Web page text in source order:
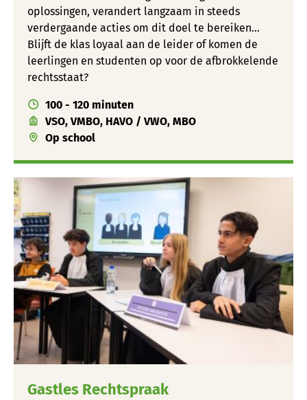
oplossingen, verandert langzaam in steeds
verdergaande acties om dit doel te bereiken...
Blijft de klas loyaal aan de leider of komen de
leerlingen en studenten op voor de afbrokkelende
rechtsstaat?
100 - 120 minuten
VSO, VMBO, HAVO / VWO, MBO
Op school
Gastles Rechtspraak